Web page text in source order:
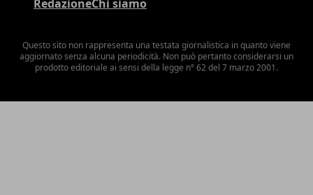
RedazioneChi siamo
Questo sito non rappresenta una testata giornalistica in quanto viene
aggiornato senza alcuna periodicità. Non può pertanto considerarsi un
prodotto editoriale ai sensi della legge n° 62 del 7 marzo 2001.